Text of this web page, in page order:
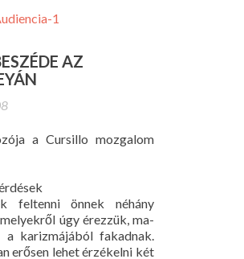
AZ
a Cursillo mozgalom
feltenni önnek néhány
úgy érezzük, ma-
a karizmájából fakadnak.
erősen lehet érzékelni két